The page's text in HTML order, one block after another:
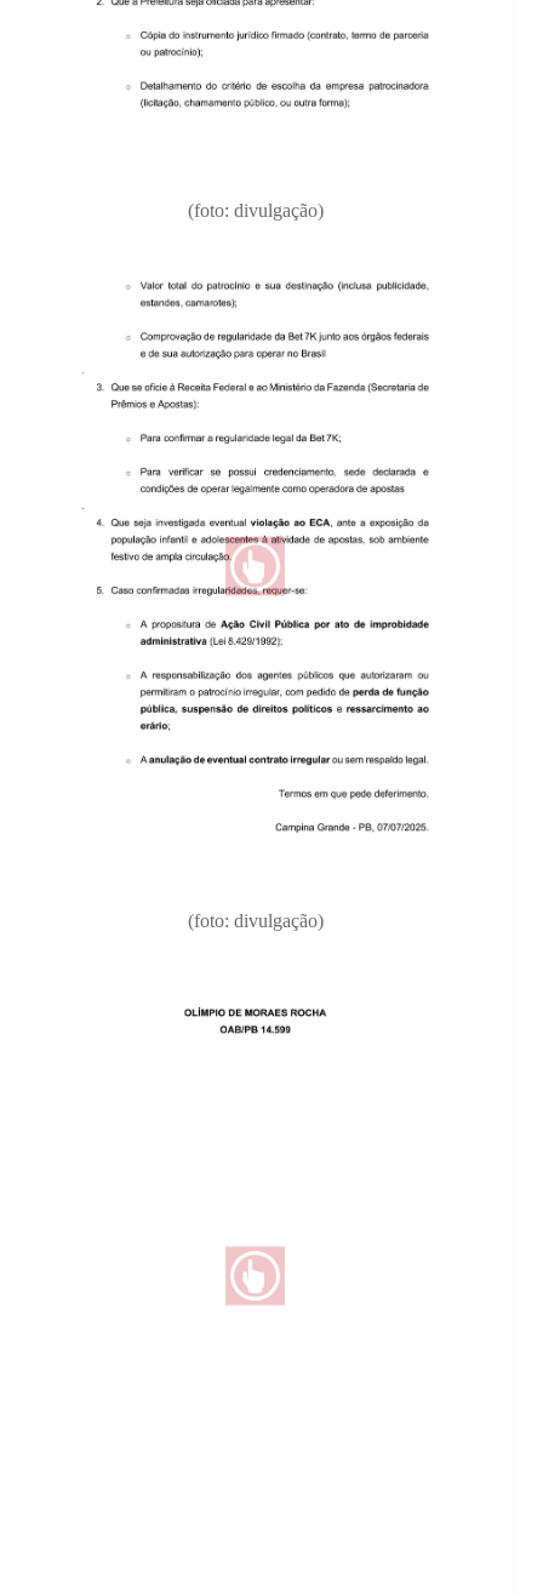
(foto: divulgação)
(foto: divulgação)